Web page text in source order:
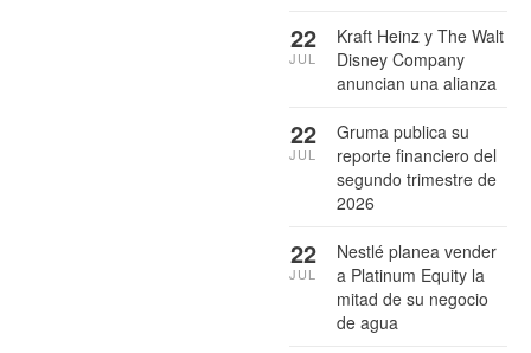
Kraft Heinz y The Walt
Disney Company
anuncian una alianza
22
JUL
Gruma publica su
reporte financiero del
segundo trimestre de
2026
22
JUL
Nestlé planea vender
a Platinum Equity la
mitad de su negocio
de agua
22
JUL